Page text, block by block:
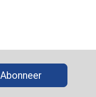
Abonneer